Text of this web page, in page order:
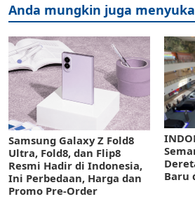
Anda mungkin juga
Samsung Galaxy Z Fold8
Ultra, Fold8, dan Flip8
Resmi Hadir di Indonesia,
Ini Perbedaan, Harga dan
Promo Pre-Order
Baru